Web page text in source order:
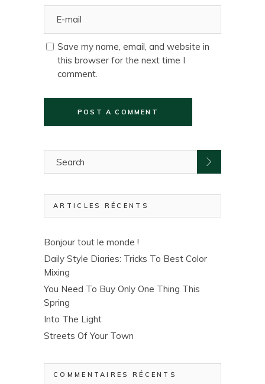
Save my name, email, and website in
this browser for the next time I
comment.
POST A COMMENT
ARTICLES RÉCENTS
Bonjour tout le monde !
Daily Style Diaries: Tricks To Best Color
Mixing
You Need To Buy Only One Thing This
Spring
Into The Light
Streets Of Your Town
COMMENTAIRES RÉCENTS